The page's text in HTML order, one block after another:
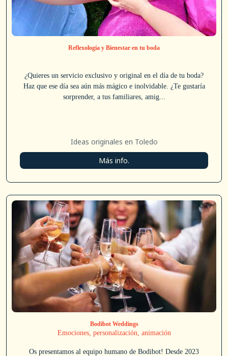
Reflexología y Bienestar en tu boda
¿Quieres un servicio exclusivo y original en el día de tu boda?
Haz que ese día sea aún más mágico e inolvidable. ¿Te gustaría
sorprender, a tus familiares, amig...
Ideas originales en Toledo
Más info.
Bodibot Weddings
Emociones, personalización, animación
Os presentamos al equipo humano de Bodibot! Desde 2023